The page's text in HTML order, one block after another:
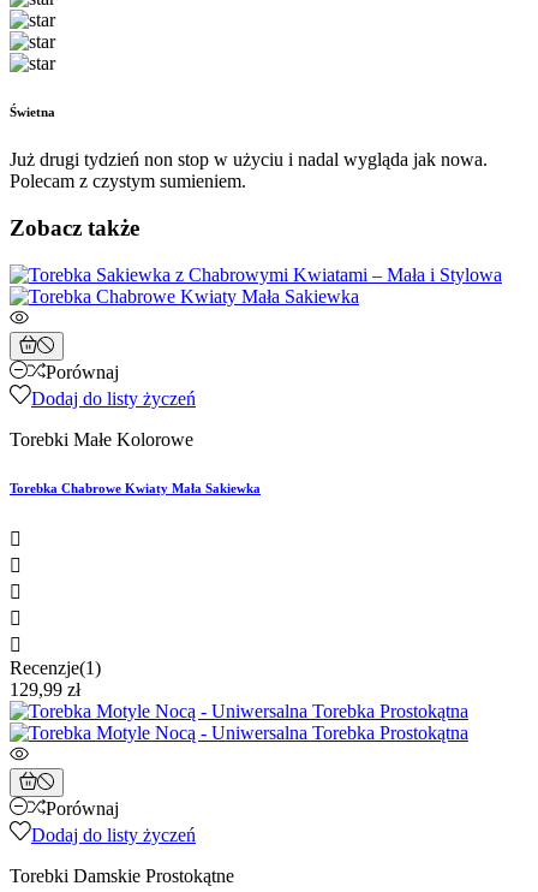
Świetna
Już drugi tydzień non stop w użyciu i nadal wygląda jak nowa.
Polecam z czystym sumieniem.
Zobacz także
Porównaj
Dodaj do listy życzeń
Torebki Małe Kolorowe
Torebka Chabrowe Kwiaty Mała Sakiewka





Recenzje(1)
129,99 zł
Porównaj
Dodaj do listy życzeń
Torebki Damskie Prostokątne